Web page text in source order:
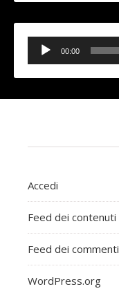
Audio
Player
00:00
Accedi
Feed dei contenuti
Feed dei commenti
WordPress.org